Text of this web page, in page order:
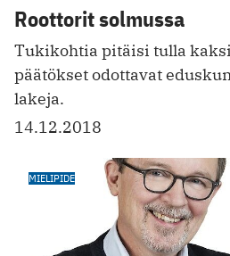
Roottorit solmussa
Tukikohtia pitäisi tulla
päätökset odottavat
lakeja.
14.12.2018
MIELIPIDE